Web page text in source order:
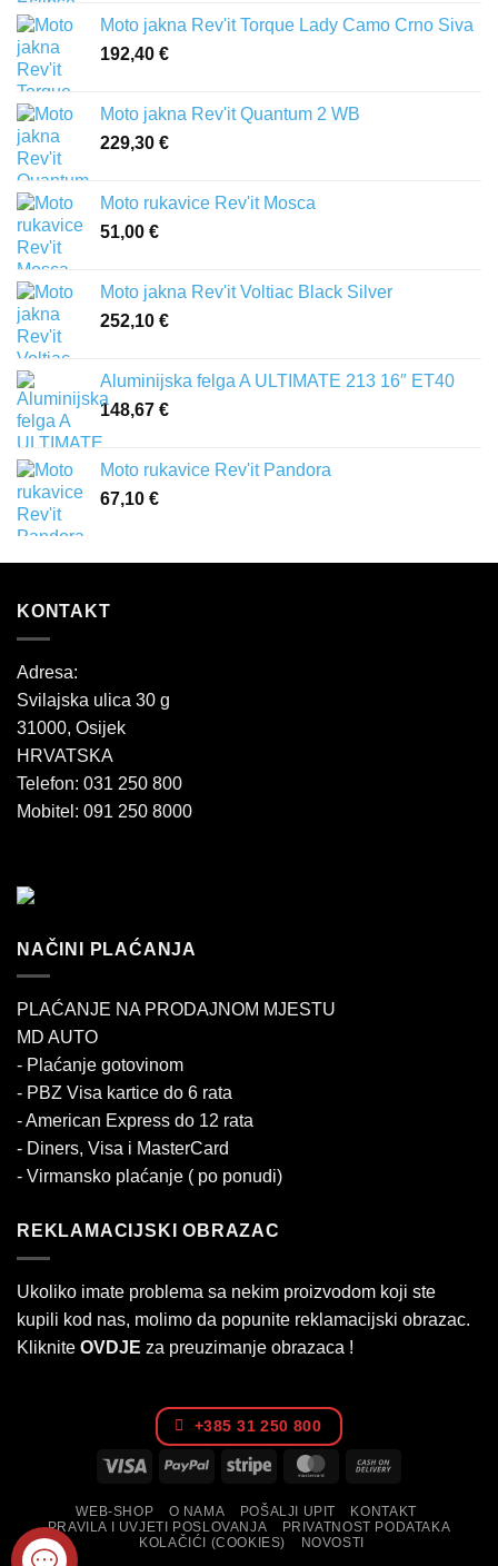
Moto jakna Rev'it Torque Lady Camo Crno Siva
192,40 €
Moto jakna Rev'it Quantum 2 WB
229,30 €
Moto rukavice Rev'it Mosca
51,00 €
Moto jakna Rev'it Voltiac Black Silver
252,10 €
Aluminijska felga A ULTIMATE 213 16″ ET40
148,67 €
Moto rukavice Rev'it Pandora
67,10 €
KONTAKT
Adresa:
Svilajska ulica 30 g
31000, Osijek
HRVATSKA
Telefon: 031 250 800
Mobitel: 091 250 8000
NAČINI PLAĆANJA
PLAĆANJE NA PRODAJNOM MJESTU
MD AUTO
- Plaćanje gotovinom
- PBZ Visa kartice do 6 rata
- American Express do 12 rata
- Diners, Visa i MasterCard
- Virmansko plaćanje ( po ponudi)
REKLAMACIJSKI OBRAZAC
Ukoliko imate problema sa nekim proizvodom koji ste
kupili kod nas, molimo da popunite reklamacijski obrazac.
Kliknite OVDJE za preuzimanje obrazaca !
+385 31 250 800
Visa PayPal Stripe MasterCard
Delivery
WEB-SHOP O NAMA POŠALJI UPIT
KONTAKT
PRAVILA I UVJETI POSLOVANJA
PRIVATNOST PODATAKA
KOLAČIĆI (COOKIES)
NOVOSTI